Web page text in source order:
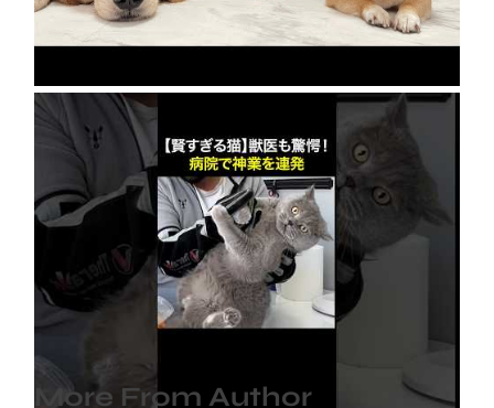
2026年8月8日
【賢すぎる猫】獣医も驚愕！病院で神業を連発
2026年8月6日
More From Author